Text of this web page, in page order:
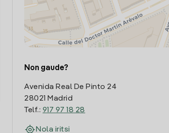
Non gaude?
Avenida Real De Pinto 24
28021 Madrid
Telf.: 917 97 18 28
Nola iritsi